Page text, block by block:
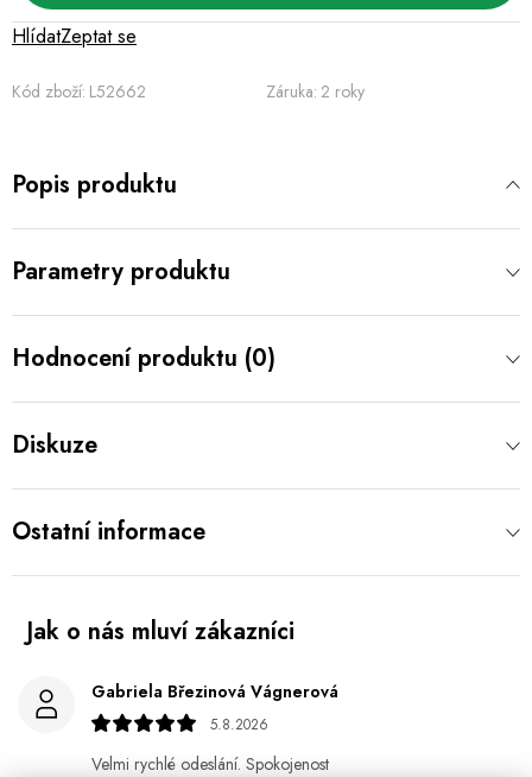
Kód zboží: L52662 Záruka: 2 roky
Zeptat se
Hlídat
Popis produktu
Parametry produktu
Hodnocení produktu (0)
Diskuze
Ostatní informace
Gabriela Březinová Vágnerová
5.8.2026
Velmi rychlé odeslání. Spokojenost